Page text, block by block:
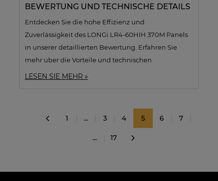
BEWERTUNG UND TECHNISCHE DETAILS
Entdecken Sie die hohe Effizienz und
Zuverlässigkeit des LONGi LR4-60HIH 370M Panels
in unserer detaillierten Bewertung. Erfahren Sie
mehr über die Vorteile und technischen
Eigenschaften dieses erschwinglichen
LESEN SIE MEHR »
1 ... 3 4 5 6 7
... 17